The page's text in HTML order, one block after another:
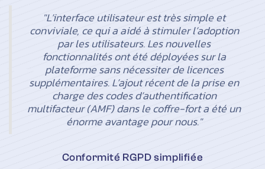
"L’interface utilisateur est très simple et
conviviale, ce qui a aidé à stimuler l’adoption
par les utilisateurs. Les nouvelles
fonctionnalités ont été déployées sur la
plateforme sans nécessiter de licences
supplémentaires. L’ajout récent de la prise en
charge des codes d’authentification
multifacteur (AMF) dans le coffre-fort a été un
énorme avantage pour nous."
Conformité RGPD simplifiée